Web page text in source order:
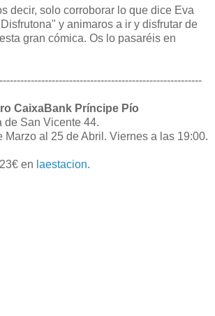
decir, solo corroborar lo que dice Eva
y animaros a ir y disfrutar de
gran cómica. Os lo pasaréis en
CaixaBank Príncipe Pío
de San Vicente 44.
Marzo al 25 de Abril. Viernes a las 19:00.
en laestacion.